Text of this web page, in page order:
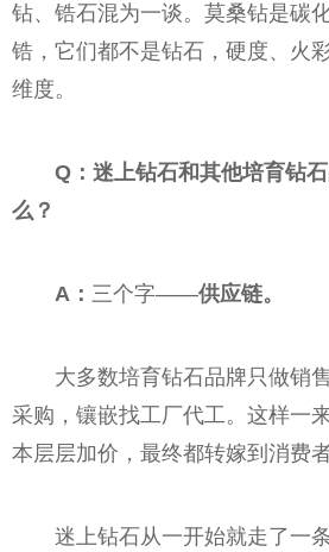
钻、锆石混为一谈。莫桑钻是碳
锆，它们都不是钻石，硬度、火
维度。
Q：迷上钻石和其他培育钻
么？
A： 三个字——供应链。
大多数培育钻石品牌只做销
采购，镶嵌找工厂代工。这样一
本层层加价，最终都转嫁到消费者
迷上钻石从一开始就走了一